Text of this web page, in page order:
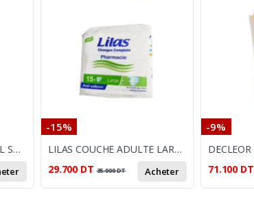
SVR SENSIFINE AQUA-GEL SOIN APAISANT 40ML
-15%
LILAS COUCHE ADULTE LARGE B15
29.700 DT 35.000DT Acheter
-9%
71.100 DT